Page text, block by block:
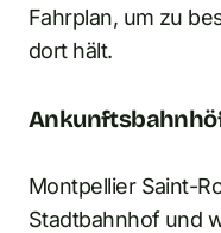
Fahrplan, um zu
dort hält.
Montpellier Saint-
Stadtbahnhof und